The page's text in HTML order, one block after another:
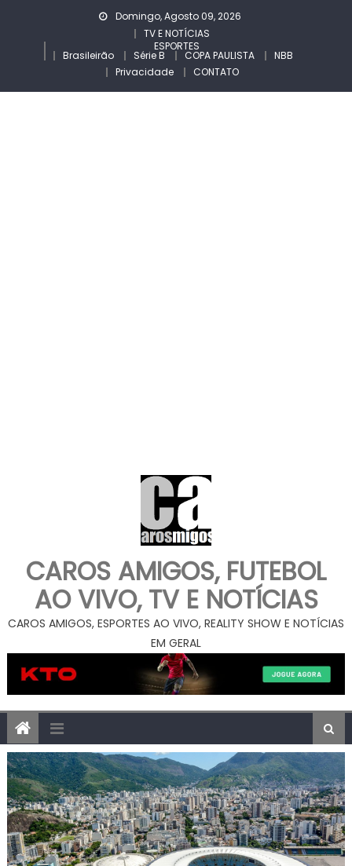
Domingo, Agosto 09, 2026
TV E NOTÍCIAS
ESPORTES
Brasileirão Série B COPA PAULISTA
NBB
Privacidade
CONTATO
CAROS AMIGOS, FUTEBOL
AO VIVO, TV E NOTÍCIAS
CAROS AMIGOS, ESPORTES AO VIVO, REALITY SHOW E NOTÍCIAS
EM GERAL